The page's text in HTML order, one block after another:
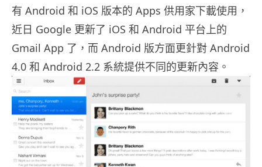
有 Android 和 iOS 版本的 Apps 供用家下載使用，
近日 Google 更新了 iOS 和 Android 平台上的
Gmail App 了，而 Android 版方面更針對 Android
4.0 和 Android 2.2 系統提供不同的更新內容。